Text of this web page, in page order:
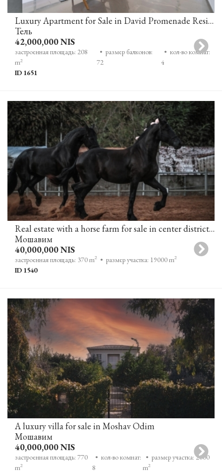
Luxury Apartment for Sale in David Promenade Residences Tel Aviv, Adjacent to Kempinski Hotel
Тель
42,000,000 NIS
застроенная площадь: 208
m2
• размер балконов:
72
• кол-во комнат:
4
ID 1651
Real estate with a horse farm for sale in center district - hasharon area
Мошавим
40,000,000 NIS
застроенная площадь: 370 m2 • размер участка: 19000 m2
ID 1540
A luxury villa for sale in Moshav Odim
Мошавим
40,000,000 NIS
застроенная площадь: 770
m2
• кол-во комнат:
8
• размер участка: 2000
m2